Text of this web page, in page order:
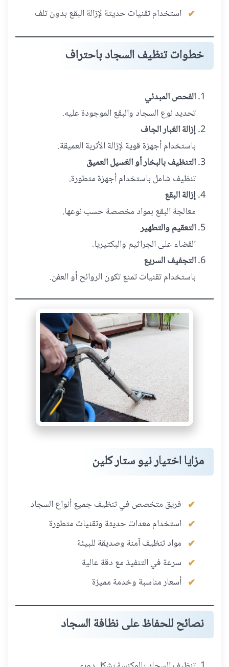
استخدام تقنيات حديثة لإزالة البقع بدون تلف
خطوات تنظيف السجاد باحتراف
الفحص المبدئي
تحديد نوع السجاد والبقع الموجودة عليه.
إزالة الغبار الجاف
باستخدام أجهزة قوية لإزالة الأتربة العميقة.
التنظيف بالبخار أو الغسيل العميق
تنظيف شامل باستخدام أجهزة متطورة.
إزالة البقع
معالجة البقع بمواد مخصصة حسب نوعها.
التعقيم والتطهير
القضاء على الجراثيم والبكتيريا.
التجفيف السريع
باستخدام تقنيات تمنع تكون الروائح أو العفن.
مزايا اختيار نيو ستار كلين
فريق متخصص في تنظيف جميع أنواع السجاد
استخدام معدات حديثة وتقنيات متطورة
مواد تنظيف آمنة وصديقة للبيئة
سرعة في التنفيذ مع دقة عالية
أسعار مناسبة وخدمة مميزة
نصائح للحفاظ على نظافة السجاد